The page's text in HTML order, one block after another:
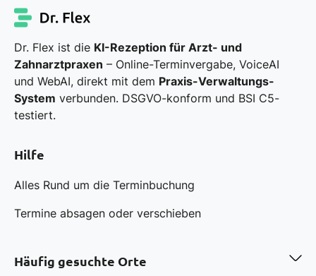
Dr. Flex ist die KI-Rezeption für Arzt- und
Zahnarztpraxen – Online-Terminvergabe, VoiceAI
und WebAI, direkt mit dem Praxis-Verwaltungs-
System verbunden. DSGVO-konform und BSI C5-
testiert.
Hilfe
Alles Rund um die Terminbuchung
Termine absagen oder verschieben
Häufig gesuchte Orte